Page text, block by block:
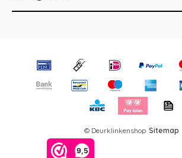
9,5
© Deurklinkenshop Sitemap